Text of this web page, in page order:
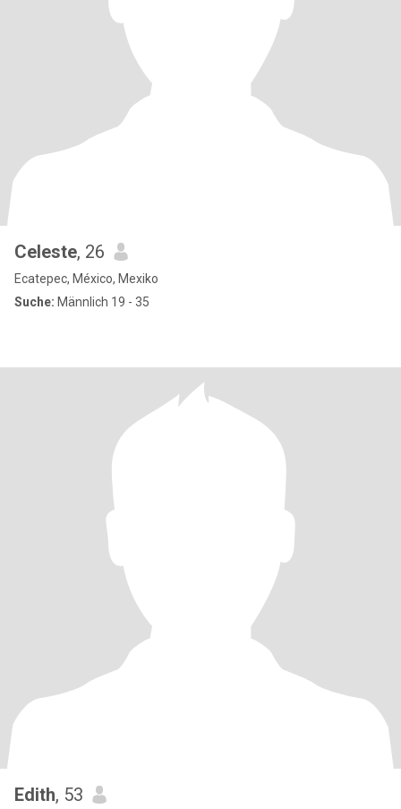
Celeste, 26
Ecatepec, México, Mexiko
Suche: Männlich 19 - 35
Edith, 53